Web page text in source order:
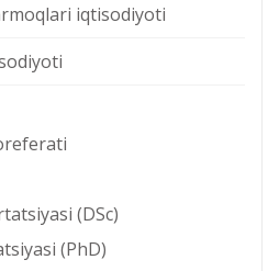
iqtisodiyoti
(DSc)
(PhD)